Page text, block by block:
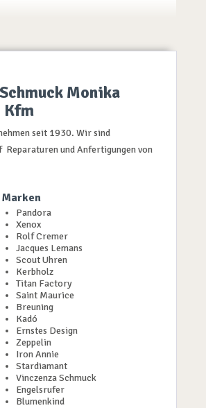
Monika
seit 1930. Wir sind
Reparaturen und Anfertigungen von
Marken
Pandora
Xenox
Rolf Cremer
Jacques Lemans
Scout Uhren
Kerbholz
Titan Factory
Saint Maurice
Breuning
Kadó
Ernstes Design
Zeppelin
Iron Annie
Stardiamant
Vinczenza Schmuck
Engelsrufer
Blumenkind